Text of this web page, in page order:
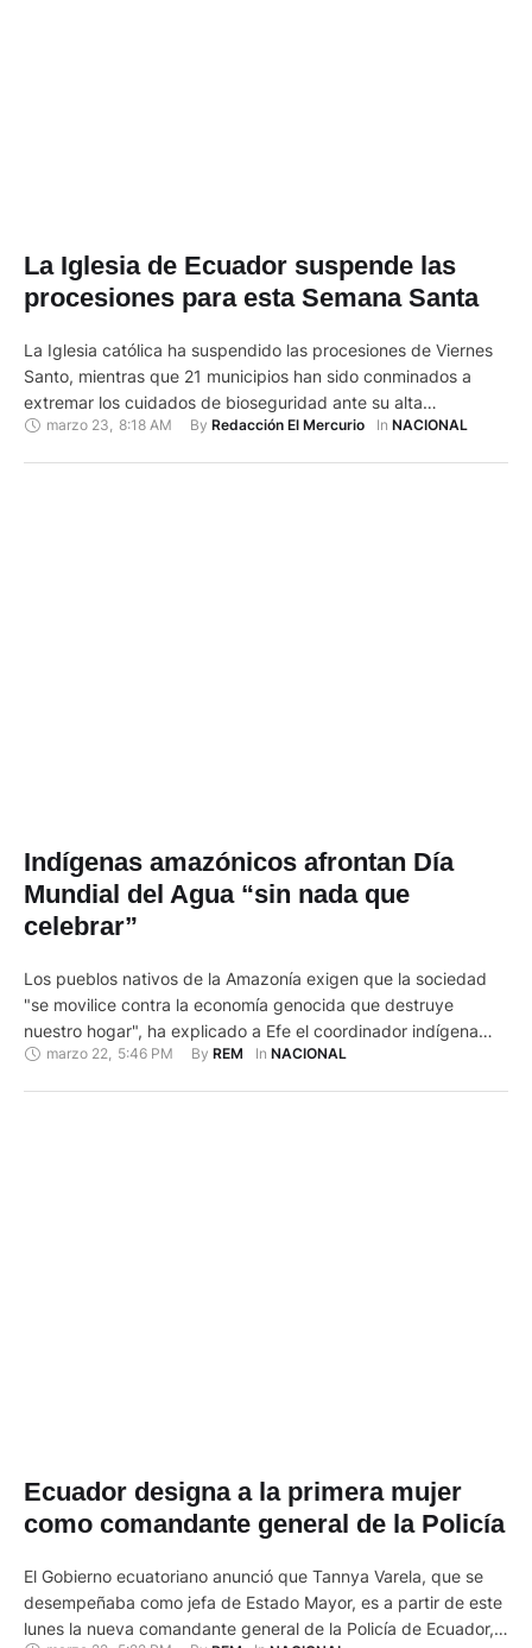
La Iglesia de Ecuador suspende las
procesiones para esta Semana Santa
La Iglesia católica ha suspendido las procesiones de Viernes
Santo, mientras que 21 municipios han sido conminados a
extremar los cuidados de bioseguridad ante su alta
vulnerabilidad a la covid-19, informó este lunes el Comité de
marzo 23 8:18 AM By Redacción El Mercurio In NACIONAL
Indígenas amazónicos afrontan Día
Mundial del Agua “sin nada que
celebrar”
Los pueblos nativos de la Amazonía exigen que la sociedad
"se movilice contra la economía genocida que destruye
nuestro hogar", ha explicado a Efe el coordinador indígena
Gregorio Díaz Mirabal con motivo del Día Mundial del Agua,
marzo 22 5:46 PM By REM In NACIONAL
Ecuador designa a la primera mujer
como comandante general de la Policía
El Gobierno ecuatoriano anunció que Tannya Varela, que se
desempeñaba como jefa de Estado Mayor, es a partir de este
lunes la nueva comandante general de la Policía de Ecuador,